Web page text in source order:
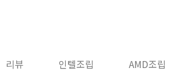
리뷰 인텔조립 AMD조립